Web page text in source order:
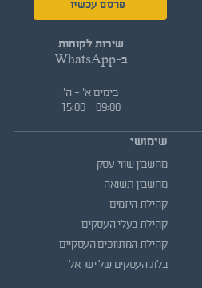
פרסם עכשיו
שירות לקוחות
ב-WhatsApp
בימים א' - ה'
09:00 - 15:00
שימושי
מחשבון שווי עסק
מחשבון תשואה
קהילת היזמים
קהילת בעלי העסקים
קהילת המתווכים העסקיים
בלוג העסקים של ישראל